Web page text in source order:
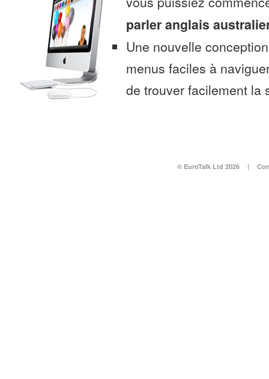
parler anglais
Une nouvelle
menus faciles à
de trouver facilement la
© EuroTalk Ltd 2026 |